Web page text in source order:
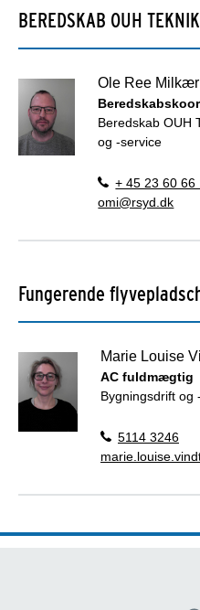
BEREDSKAB OUH
Ole Ree Milkær
Beredskab OUH
og -service
+ 45 23 60 66
omi@rsyd.dk
Fungerende
Marie Louise
AC fuldmægtig
Bygningsdrift og
5114 3246